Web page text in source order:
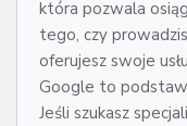
która pozwala
tego, czy
oferujesz swoje
Google to
Jeśli szukasz